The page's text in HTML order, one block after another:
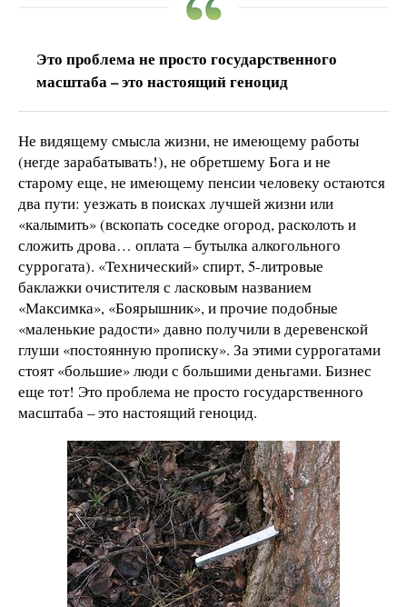
Это проблема не просто государственного
масштаба – это настоящий геноцид
Не видящему смысла жизни, не имеющему работы
(негде зарабатывать!), не обретшему Бога и не
старому еще, не имеющему пенсии человеку остаются
два пути: уезжать в поисках лучшей жизни или
«калымить» (вскопать соседке огород, расколоть и
сложить дрова… оплата – бутылка алкогольного
суррогата). «Технический» спирт, 5-литровые
баклажки очистителя с ласковым названием
«Максимка», «Боярышник», и прочие подобные
«маленькие радости» давно получили в деревенской
глуши «постоянную прописку». За этими суррогатами
стоят «большие» люди с большими деньгами. Бизнес
еще тот! Это проблема не просто государственного
масштаба – это настоящий геноцид.